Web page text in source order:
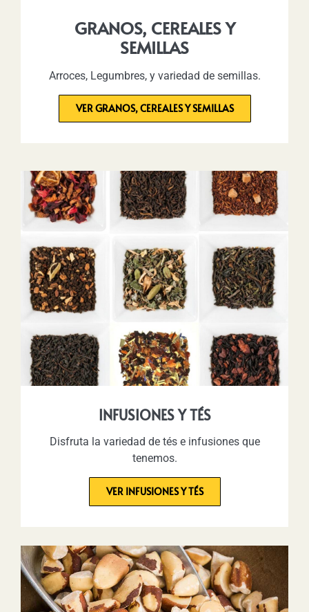
GRANOS, CEREALES Y
SEMILLAS
Arroces, Legumbres, y variedad de semillas.
VER GRANOS, CEREALES Y SEMILLAS
INFUSIONES Y TÉS
Disfruta la variedad de tés e infusiones que
tenemos.
VER INFUSIONES Y TÉS